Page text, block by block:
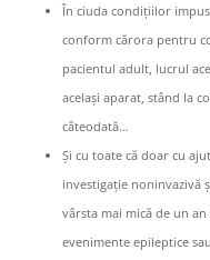
În ciuda condițiilor
conform cărora pentru
pacientul adult, lucrul
același aparat, stând la
câteodată…
Și cu toate că doar cu
investigație noninvazivă
vârsta mai mică de un
evenimente epileptice